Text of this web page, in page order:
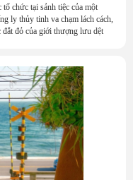
chức tại sảnh tiệc của một
ly thủy tinh va chạm lách cách,
đỏ của giới thượng lưu dệt